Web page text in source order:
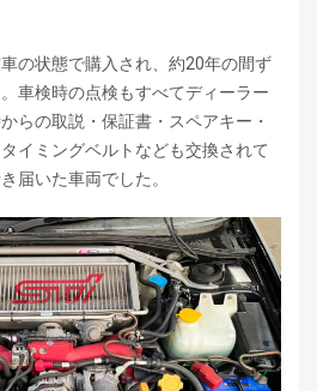
の状態で購入され、約20年の間ず
車検時の点検もすべてディーラー
らの取説・保証書・スペアキー・
イミングベルトなども交換されて
届いた車両でした。